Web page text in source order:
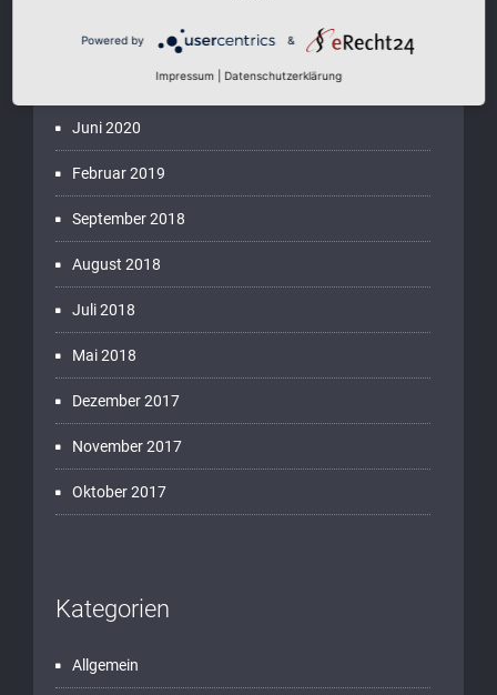
September 2024
November 2022
Juni 2020
Februar 2019
September 2018
August 2018
Juli 2018
Mai 2018
Dezember 2017
November 2017
Oktober 2017
Kategorien
Allgemein
Powered by &
Impressum Datenschutzerklärung